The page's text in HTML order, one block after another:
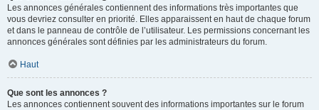
Les annonces générales contiennent des informations très importantes que
vous devriez consulter en priorité. Elles apparaissent en haut de chaque forum
et dans le panneau de contrôle de l’utilisateur. Les permissions concernant les
annonces générales sont définies par les administrateurs du forum.
Haut
Que sont les annonces ?
Les annonces contiennent souvent des informations importantes sur le forum